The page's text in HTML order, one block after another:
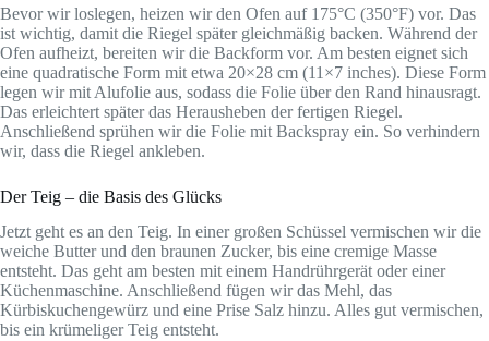
Bevor wir loslegen, heizen wir den Ofen auf 175°C (350°F) vor. Das
ist wichtig, damit die Riegel später gleichmäßig backen. Während der
Ofen aufheizt, bereiten wir die Backform vor. Am besten eignet sich
eine quadratische Form mit etwa 20×28 cm (11×7 inches). Diese Form
legen wir mit Alufolie aus, sodass die Folie über den Rand hinausragt.
Das erleichtert später das Herausheben der fertigen Riegel.
Anschließend sprühen wir die Folie mit Backspray ein. So verhindern
wir, dass die Riegel ankleben.
Der Teig – die Basis des Glücks
Jetzt geht es an den Teig. In einer großen Schüssel vermischen wir die
weiche Butter und den braunen Zucker, bis eine cremige Masse
entsteht. Das geht am besten mit einem Handrührgerät oder einer
Küchenmaschine. Anschließend fügen wir das Mehl, das
Kürbiskuchengewürz und eine Prise Salz hinzu. Alles gut vermischen,
bis ein krümeliger Teig entsteht.